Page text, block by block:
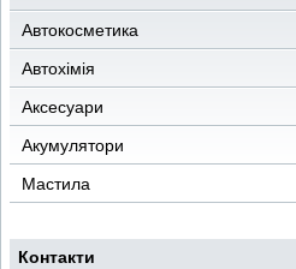
Автокосметика
Автохімія
Аксесуари
Акумулятори
Мастила
Контакти